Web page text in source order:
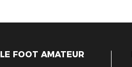
LE FOOT AMATEUR